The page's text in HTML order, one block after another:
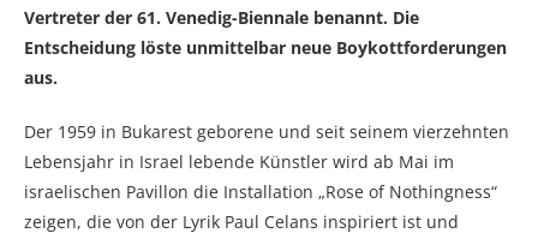
Vertreter der 61. Venedig-Biennale benannt. Die
Entscheidung löste unmittelbar neue Boykottforderungen
aus.
Der 1959 in Bukarest geborene und seit seinem vierzehnten
Lebensjahr in Israel lebende Künstler wird ab Mai im
israelischen Pavillon die Installation „Rose of Nothingness“
zeigen, die von der Lyrik Paul Celans inspiriert ist und